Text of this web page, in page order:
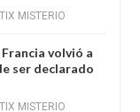
MISTERIO
volvió a
ser declarado
MISTERIO